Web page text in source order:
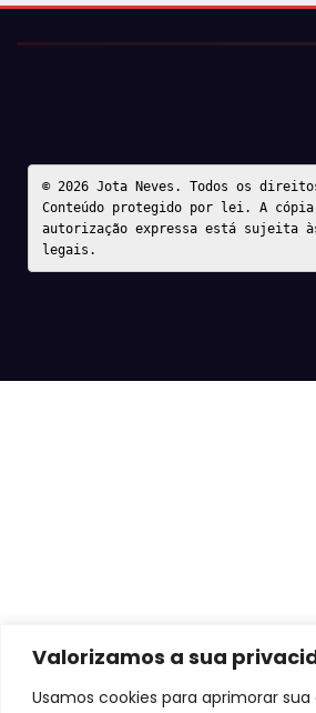
Valorizamos a sua
Usamos cookies para aprimorar
© 2026 Jota Neves. Todos os
Conteúdo protegido por lei. A cópia
autorização expressa está sujeita
legais.